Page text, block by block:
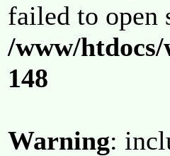
failed to open
/www/
148
Warning: